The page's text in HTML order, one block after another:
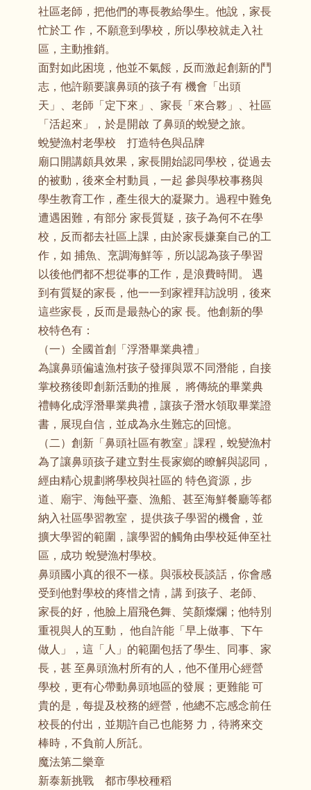
社區老師，把他們的專長教給學生。他說，家長
忙於工 作，不願意到學校，所以學校就走入社
區，主動推銷。
面對如此困境，他並不氣餒，反而激起創新的鬥
志，他許願要讓鼻頭的孩子有 機會「出頭
天」、老師「定下來」、家長「來合夥」、社區
「活起來」，於是開啟 了鼻頭的蛻變之旅。
蛻變漁村老學校 打造特色與品牌
廟口開講頗具效果，家長開始認同學校，從過去
的被動，後來全村動員，一起 參與學校事務與
學生教育工作，產生很大的凝聚力。過程中難免
遭遇困難，有部分 家長質疑，孩子為何不在學
校，反而都去社區上課，由於家長嫌棄自己的工
作，如 捕魚、烹調海鮮等，所以認為孩子學習
以後他們都不想從事的工作，是浪費時間。 遇
到有質疑的家長，他一一到家裡拜訪說明，後來
這些家長，反而是最熱心的家 長。他創新的學
校特色有：
（一）全國首創「浮潛畢業典禮」
為讓鼻頭偏遠漁村孩子發揮與眾不同潛能，自接
掌校務後即創新活動的推展， 將傳統的畢業典
禮轉化成浮潛畢業典禮，讓孩子潛水領取畢業證
書，展現自信，並成為永生難忘的回憶。
（二）創新「鼻頭社區有教室」課程，蛻變漁村
為了讓鼻頭孩子建立對生長家鄉的瞭解與認同，
經由精心規劃將學校與社區的 特色資源，步
道、廟宇、海蝕平臺、漁船、甚至海鮮餐廳等都
納入社區學習教室， 提供孩子學習的機會，並
擴大學習的範圍，讓學習的觸角由學校延伸至社
區，成功 蛻變漁村學校。
鼻頭國小真的很不一樣。與張校長談話，你會感
受到他對學校的疼惜之情，講 到孩子、老師、
家長的好，他臉上眉飛色舞、笑顏燦爛；他特別
重視與人的互動， 他自許能「早上做事、下午
做人」，這「人」的範圍包括了學生、同事、家
長，甚 至鼻頭漁村所有的人，他不僅用心經營
學校，更有心帶動鼻頭地區的發展；更難能 可
貴的是，每提及校務的經營，他總不忘感念前任
校長的付出，並期許自己也能努 力，待將來交
棒時，不負前人所託。
魔法第二樂章
新泰新挑戰 都市學校種稻